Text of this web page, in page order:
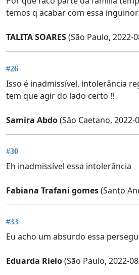
temos q acabar com essa
TALITA SOARES(São Paulo, 2022-
#26
Isso é inadmissível, intolerância
tem que agir do lado certo !!
Samira Abdo(São Caetano, 2022-
#30
Eh inadmissível essa intolerância
Fabiana Trafani gomes(Santo
#33
Eu acho um absurdo essa
Eduarda Rielo(São Paulo, 2022-